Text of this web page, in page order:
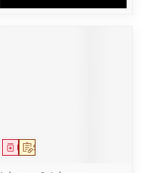
Sur prescription
Médicament